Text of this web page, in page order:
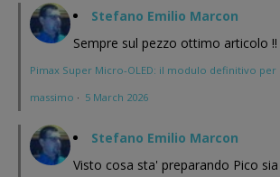
Stefano Emilio Marcon
Sempre sul pezzo ottimo articolo !!
Pimax Super Micro-OLED: il modulo definitivo per
massimo · 5 March 2026
Stefano Emilio Marcon
Visto cosa sta' preparando Pico